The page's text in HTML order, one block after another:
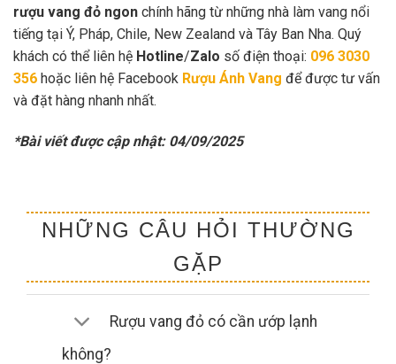
rượu vang đỏ ngon chính hãng từ những nhà làm vang nổi
tiếng tại Ý, Pháp, Chile, New Zealand và Tây Ban Nha. Quý
khách có thể liên hệ Hotline/Zalo số điện thoại: 096 3030
356 hoặc liên hệ Facebook Rượu Ánh Vang để được tư vấn
và đặt hàng nhanh nhất.
*Bài viết được cập nhật: 04/09/2025
NHỮNG CÂU HỎI THƯỜNG
GẶP
Rượu vang đỏ có cần ướp lạnh
không?